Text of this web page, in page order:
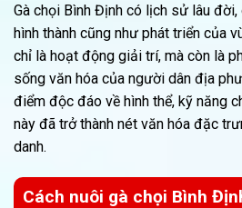
Gà chọi Bình Định có lịch sử lâu
hình thành cũng như phát triển của
chỉ là hoạt động giải trí, mà còn là
sống văn hóa của người dân địa
điểm độc đáo về hình thể, kỹ năng
này đã trở thành nét văn hóa đặc
danh.
Cách nuôi gà chọi Bình